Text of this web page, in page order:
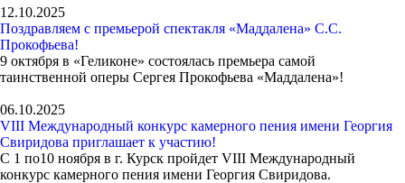
12.10.2025
Поздравляем с премьерой спектакля «Маддалена» С.С.
Прокофьева!
9 октября в «Геликоне» состоялась премьера самой
таинственной оперы Сергея Прокофьева «Маддалена»!
06.10.2025
VIII Международный конкурс камерного пения имени Георгия
Свиридова приглашает к участию!
С 1 по10 ноября в г. Курск пройдет VIII Международный
конкурс камерного пения имени Георгия Свиридова.